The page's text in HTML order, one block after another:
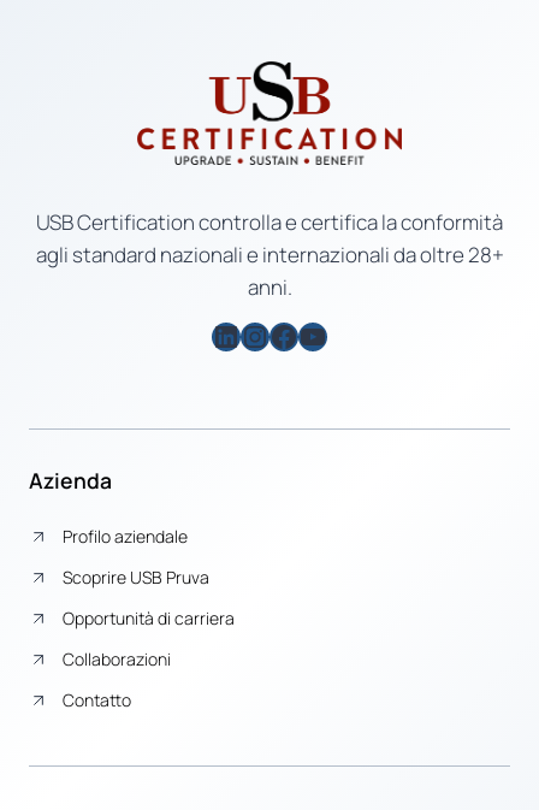
USB Certification controlla e certifica la conformità
agli standard nazionali e internazionali da oltre 28+
anni.
LinkedIn
Instagram
Facebook
YouTube
Azienda
Profilo aziendale
Scoprire USB Pruva
Opportunità di carriera
Collaborazioni
Contatto